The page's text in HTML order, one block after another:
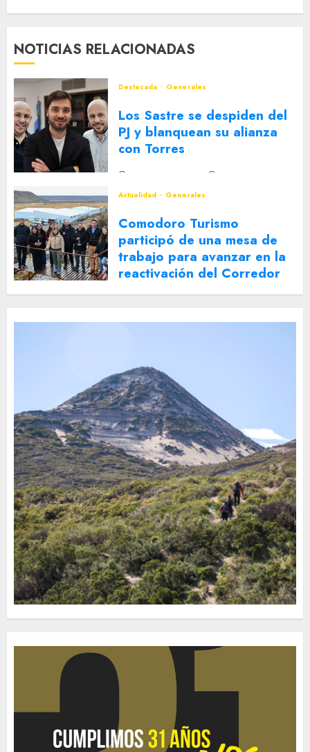
NOTICIAS RELACIONADAS
Destacada Generales
Los Sastre se despiden del
PJ y blanquean su alianza
con Torres
2 DE AGOSTO DE 2026
Actualidad
Generales
Comodoro Turismo
participó de una mesa de
trabajo para avanzar en la
reactivación del Corredor
Turístico Integrado